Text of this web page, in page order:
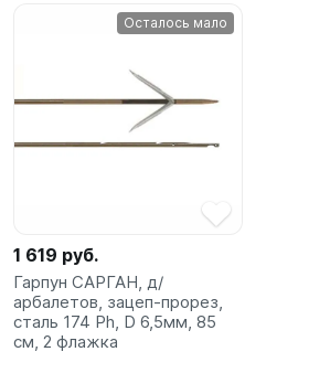
Осталось мало
1 619 руб.
Гарпун САРГАН, д/
арбалетов, зацеп-прорез,
сталь 174 Ph, D 6,5мм, 85
см, 2 флажка